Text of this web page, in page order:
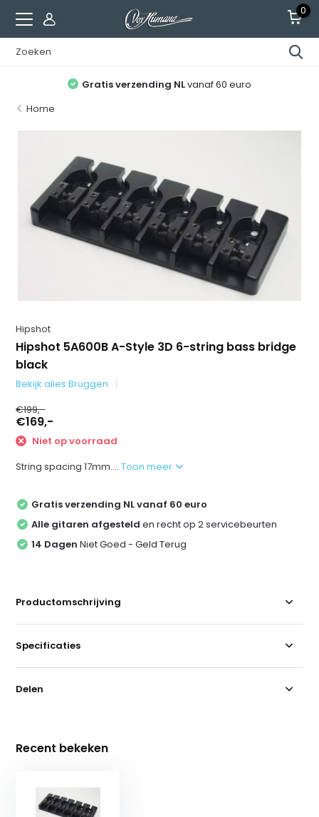
0
Gratis verzending NLvanaf 60 euro
Home
Hipshot
Hipshot 5A600B A-Style 3D 6-string bass bridge
black
Bekijk alles Bruggen
€199,-
€169,-
Niet op voorraad
String spacing 17mm....Toon meer
Gratis verzending NL vanaf 60 euro
Alle gitaren afgesteld en recht op 2 servicebeurten
14 Dagen Niet Goed - Geld Terug
Productomschrijving
Specificaties
Delen
Recent bekeken